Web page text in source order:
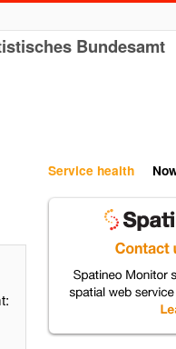
Bundesamt
Service health